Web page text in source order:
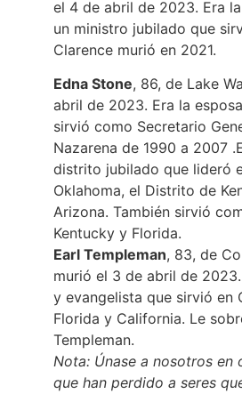
el 4 de abril de 2023. Era
un ministro jubilado que
Clarence murió en 2021.
Edna Stone, 86, de Lake
abril de 2023. Era la
sirvió como Secretario
Nazarena de 1990 a 2007
distrito jubilado que lideró
Oklahoma, el Distrito de
Arizona. También sirvió
Kentucky y Florida.
Earl Templeman, 83, de
murió el 3 de abril de
y evangelista que sirvió en
Florida y California. Le
Templeman.
Nota: Únase a nosotros en
que han perdido a seres